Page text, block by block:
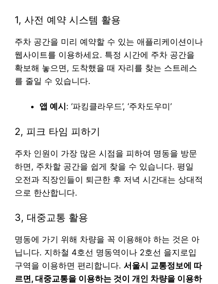
1, 사전 예약 시스템 활용
주차 공간을 미리 예약할 수 있는 애플리케이션이나
웹사이트를 이용하세요. 특정 시간에 주차 공간을
확보해 놓으면, 도착했을 때 자리를 찾는 스트레스
를 줄일 수 있습니다.
앱 예시 : ‘파킹클라우드’, ‘주차도우미’
2, 피크 타임 피하기
주차 인원이 가장 많은 시점을 피하여 명동을 방문
하면, 주차할 공간을 쉽게 찾을 수 있습니다. 평일
오전과 직장인들이 퇴근한 후 저녁 시간대는 상대적
으로 한산합니다.
3, 대중교통 활용
명동에 가기 위해 차량을 꼭 이용해야 하는 것은 아
닙니다. 지하철 4호선 명동역이나 2호선 을지로입
구역을 이용하면 편리합니다. 서울시 교통정보에 따
르면, 대중교통을 이용하는 것이 개인 차량을 이용하